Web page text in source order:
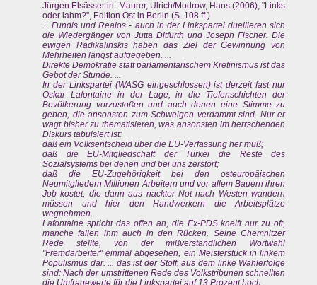
Jürgen Elsässer in: Maurer, Ulrich/Modrow, Hans (2006), "Links
oder lahm?", Edition Ost in Berlin (S. 108 ff.)
... Fundis und Realos - auch in der Linkspartei duellieren sich
die Wiedergänger von Jutta Ditfurth und Joseph Fischer. Die
ewigen Radikalinskis haben das Ziel der Gewinnung von
Mehrheiten längst aufgegeben. ...
Direkte Demokratie statt parlamentarischem Kretinismus ist das
Gebot der Stunde. ...
In der Linkspartei (WASG eingeschlossen) ist derzeit fast nur
Oskar Lafontaine in der Lage, in die Tiefenschichten der
Bevölkerung vorzustoßen und auch denen eine Stimme zu
geben, die ansonsten zum Schweigen verdammt sind. Nur er
wagt bisher zu thematisieren, was ansonsten im herrschenden
Diskurs tabuisiert ist:
daß ein Volksentscheid über die EU-Verfassung her muß;
daß die EU-Mitgliedschaft der Türkei die Reste des
Sozialsystems bei denen und bei uns zerstört;
daß die EU-Zugehörigkeit bei den osteuropäischen
Neumitgliedern Millionen Arbeitern und vor allem Bauern ihren
Job kostet, die dann aus nackter Not nach Westen wandern
müssen und hier den Handwerkern die Arbeitsplätze
wegnehmen.
Lafontaine spricht das offen an, die Ex-PDS kneift nur zu oft,
manche fallen ihm auch in den Rücken. Seine Chemnitzer
Rede stellte, von der mißverständlichen Wortwahl
"Fremdarbeiter" einmal abgesehen, ein Meisterstück in linkem
Populismus dar. ... das ist der Stoff, aus dem linke Wahlerfolge
sind: Nach der umstrittenen Rede des Volkstribunen schnellten